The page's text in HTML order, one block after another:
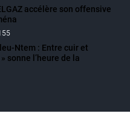
accélère son offensive
Ntem : Entre cuir et
sonne l’heure de la